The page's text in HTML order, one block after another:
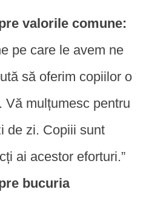
valorile comune:
pe care le avem ne
să oferim copiilor o
Vă mulțumesc pentru
de zi. Copiii sunt
ai acestor eforturi.”
bucuria